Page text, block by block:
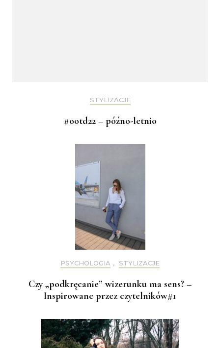
STYLIZACJE
#ootd22 – późno-letnio
PSYCHOLOGIA , STYLIZACJE
Czy „podkręcanie” wizerunku ma sens? –
Inspirowane przez czytelników#1